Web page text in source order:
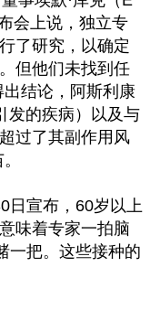
会上说，独立专
了研究，以确定
但他们未找到任
结论，阿斯利康
发的疾病）以及与
过了其副作用风
日宣布，60岁以上
味着专家一拍脑
一把。这些接种的